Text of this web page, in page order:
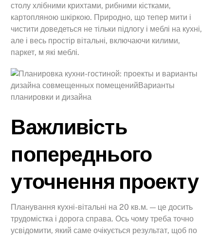
столу хлібними крихтами, рибними кістками,
картопляною шкіркою. Природно, що тепер мити і
чистити доведеться не тільки підлогу і меблі на кухні,
але і весь простір вітальні, включаючи килими,
паркет, м які меблі.
Важливість
попереднього
уточнення проекту
Планування кухні-вітальні на 20 кв.м. — це досить
трудомістка і дорога справа. Ось чому треба точно
усвідомити, який саме очікується результат, щоб по